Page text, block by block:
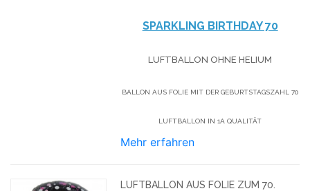
SPARKLING BIRTHDAY 70
LUFTBALLON OHNE HELIUM
BALLON AUS FOLIE MIT DER GEBURTSTAGSZAHL 70
LUFTBALLON IN 1A QUALITÄT
Mehr erfahren
LUFTBALLON AUS FOLIE ZUM 70.